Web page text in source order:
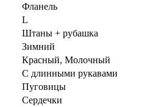
Фланель
L
Штаны + рубашка
Зимний
Красный, Молочный
С длинными рукавами
Пуговицы
Сердечки